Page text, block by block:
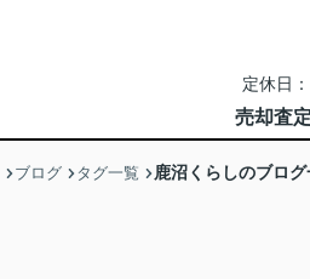
定休日
売却査定
ブログ タグ一覧 鹿沼くらしのブロ